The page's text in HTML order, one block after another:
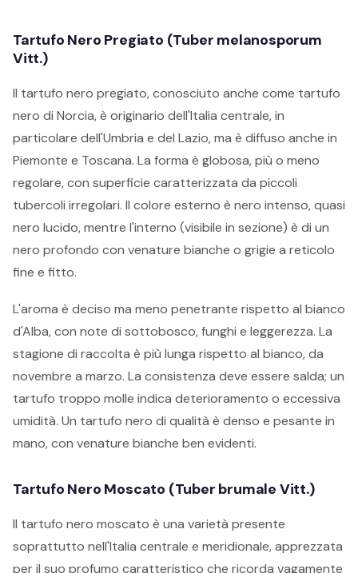
Tartufo Nero Pregiato (Tuber melanosporum
Vitt.)
Il tartufo nero pregiato, conosciuto anche come tartufo
nero di Norcia, è originario dell'Italia centrale, in
particolare dell'Umbria e del Lazio, ma è diffuso anche in
Piemonte e Toscana. La forma è globosa, più o meno
regolare, con superficie caratterizzata da piccoli
tubercoli irregolari. Il colore esterno è nero intenso, quasi
nero lucido, mentre l'interno (visibile in sezione) è di un
nero profondo con venature bianche o grigie a reticolo
fine e fitto.
L'aroma è deciso ma meno penetrante rispetto al bianco
d'Alba, con note di sottobosco, funghi e leggerezza. La
stagione di raccolta è più lunga rispetto al bianco, da
novembre a marzo. La consistenza deve essere salda; un
tartufo troppo molle indica deterioramento o eccessiva
umidità. Un tartufo nero di qualità è denso e pesante in
mano, con venature bianche ben evidenti.
Tartufo Nero Moscato (Tuber brumale Vitt.)
Il tartufo nero moscato è una varietà presente
soprattutto nell'Italia centrale e meridionale, apprezzata
per il suo profumo caratteristico che ricorda vagamente